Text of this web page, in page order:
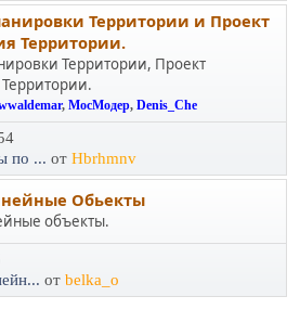
Территории и Проект
Территории.
Территории, Проект
, МосМодер, Denis_Che
по ... от Hbrhmnv
Обьекты
объекты.
от belka_o